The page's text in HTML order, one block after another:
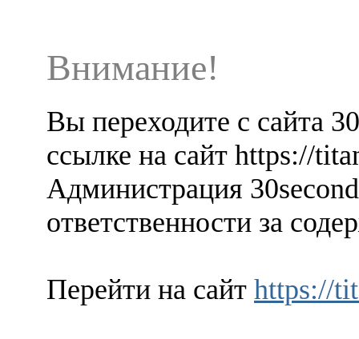
Внимание!
Вы переходите с сайта
ссылке на сайт https://
Администрация
ответственности за
Перейти на сайт https://